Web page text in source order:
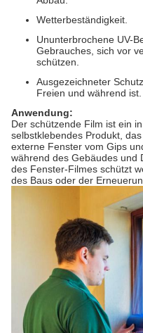
Wetterbeständigkeit.
Ununterbrochene UV-
Gebrauches, sich vor
schützen.
Ausgezeichneter
Freien und während ist.
Anwendung:
Der schützende Film ist ein
selbstklebendes Produkt,
externe Fenster vom Gips
während des Gebäudes und
des Fenster-Filmes schützt
des Baus oder der